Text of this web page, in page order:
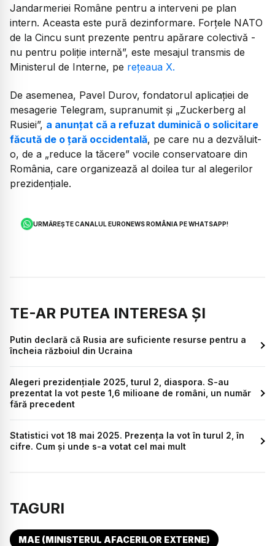
Jandarmeriei Române pentru a interveni pe plan
intern. Aceasta este pură dezinformare. Forțele NATO
de la Cincu sunt prezente pentru apărare colectivă -
nu pentru poliție internă”, este mesajul transmis de
Ministerul de Interne, pe rețeaua X.
De asemenea, Pavel Durov, fondatorul aplicației de
mesagerie Telegram, supranumit și „Zuckerberg al
Rusiei”, a anunțat că a refuzat duminică o solicitare
făcută de o țară occidentală, pe care nu a dezvăluit-
o, de a „reduce la tăcere” vocile conservatoare din
România, care organizează al doilea tur al alegerilor
prezidențiale.
URMĂREȘTE CANALUL EURONEWS ROMÂNIA PE WHATSAPP!
TE-AR PUTEA INTERESA ȘI
Putin declară că Rusia are suficiente resurse pentru a
încheia războiul din Ucraina
Alegeri prezidențiale 2025, turul 2, diaspora. S-au
prezentat la vot peste 1,6 milioane de români, un număr
fără precedent
Statistici vot 18 mai 2025. Prezența la vot în turul 2, în
cifre. Cum și unde s-a votat cel mai mult
TAGURI
MAE (MINISTERUL AFACERILOR EXTERNE)